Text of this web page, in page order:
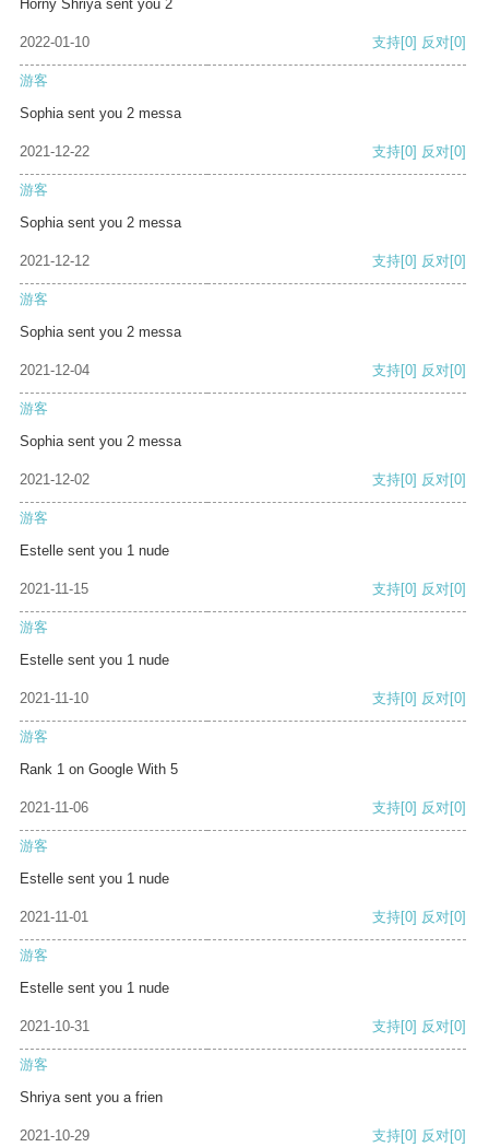
Horny Shriya sent you 2
2022-01-10 支持[0] 反对[0]
游客
Sophia sent you 2 messa
2021-12-22 支持[0] 反对[0]
游客
Sophia sent you 2 messa
2021-12-12 支持[0] 反对[0]
游客
Sophia sent you 2 messa
2021-12-04 支持[0] 反对[0]
游客
Sophia sent you 2 messa
2021-12-02 支持[0] 反对[0]
游客
Estelle sent you 1 nude
2021-11-15 支持[0] 反对[0]
游客
Estelle sent you 1 nude
2021-11-10 支持[0] 反对[0]
游客
Rank 1 on Google With 5
2021-11-06 支持[0] 反对[0]
游客
Estelle sent you 1 nude
2021-11-01 支持[0] 反对[0]
游客
Estelle sent you 1 nude
2021-10-31 支持[0] 反对[0]
游客
Shriya sent you a frien
2021-10-29 支持[0] 反对[0]